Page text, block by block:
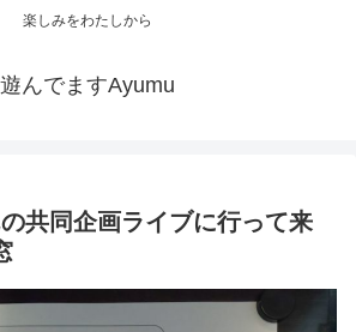
楽しみをわたしから
遊んでますAyumu
共同企画ライブに行って来